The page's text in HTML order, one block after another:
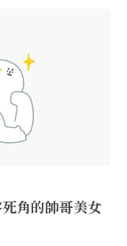
角的帥哥美女